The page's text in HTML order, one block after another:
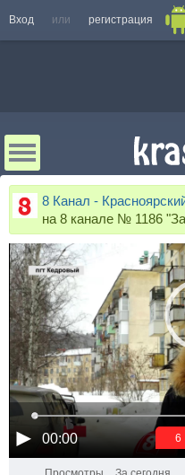
Вход или регистрация
8 Канал -
на 8 канале № 1186
00:00 6